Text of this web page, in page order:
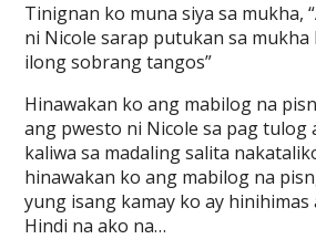
Tinignan ko muna siya sa mukha,
ni Nicole sarap putukan sa mukha
ilong sobrang tangos”
Hinawakan ko ang mabilog na
ang pwesto ni Nicole sa pag tulog
kaliwa sa madaling salita
hinawakan ko ang mabilog na
yung isang kamay ko ay
Hindi na ako na…